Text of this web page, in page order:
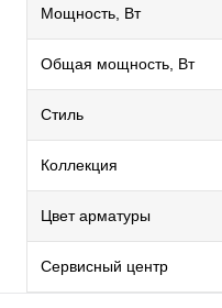
Мощность, Вт
Общая мощность, Вт
Стиль
Коллекция
Цвет арматуры
Сервисный центр